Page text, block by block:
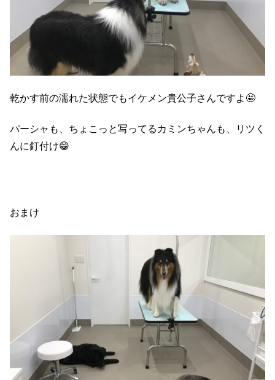
乾かす前の濡れた状態でもイケメン貴公子さんですよ🤩
パーシャも、ちょこっと写ってるカミンちゃんも、リツく
んに釘付け😁
おまけ